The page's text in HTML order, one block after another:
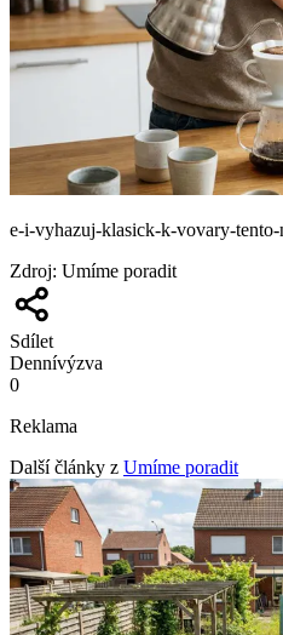
e-i-vyhazuj-klasick-k-vovary-tento-
Zdroj: Umíme poradit
Sdílet
Dennívýzva
0
Reklama
Další články z Umíme poradit